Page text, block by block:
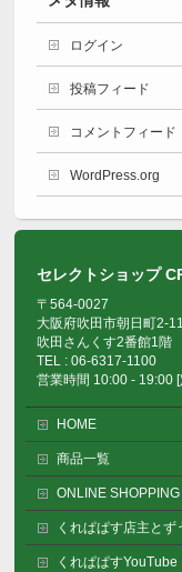
ログイン
投稿フィード
コメントフィード
WordPress.org
セレクトショップ
〒564-0027
大阪府吹田市朝日町2-
吹田さんくす2番館1階
TEL : 06-6317-1100
営業時間 10:00 - 19:00
HOME
商品一覧
ONLINE SHOPPING
くれぱぱす店主と
くれぱぱすYouTube